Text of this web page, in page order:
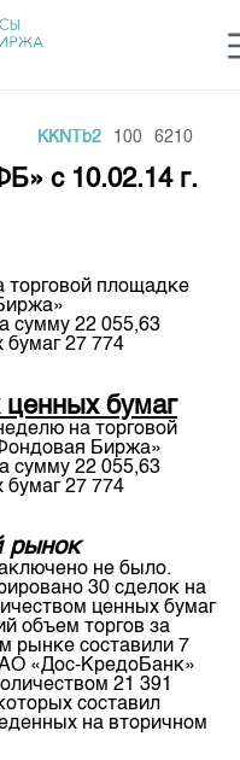
login Рус Кыр Eng
ГЦБ
KKNTb2 100 6210
с 10.02.14 г.
торговой площадке
сумму 22 055,63
бумаг 27 774
бумаг
на торговой
Биржа»
сумму 22 055,63
бумаг 27 774
рынок
не было.
30 сделок на
ценных бумаг
объем торгов за
рынке составили 7
«Дос-КредоБанк»
21 391
составил
на вторичном